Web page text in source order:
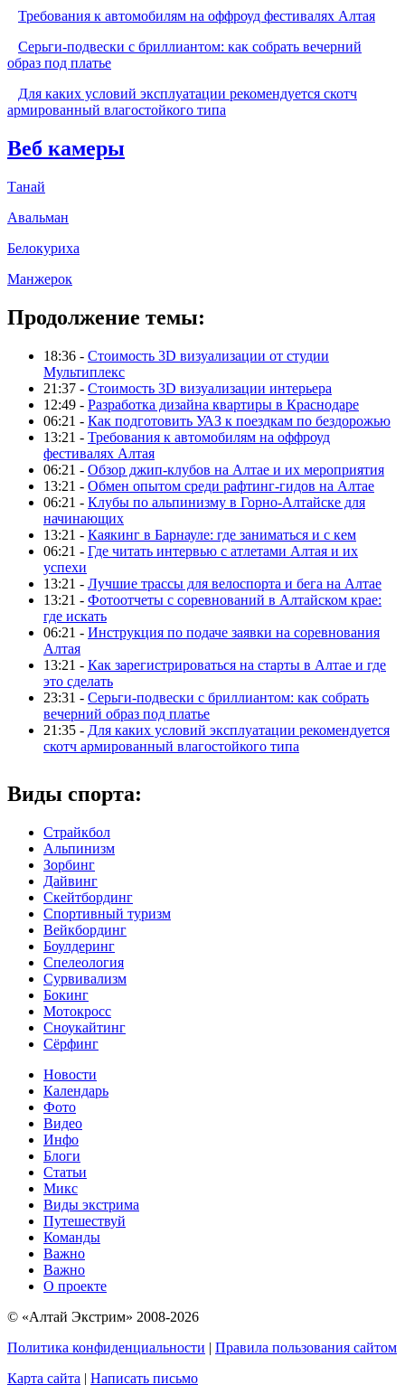
Требования к автомобилям на оффроуд фестивалях Алтая
Серьги-подвески с бриллиантом: как собрать вечерний
образ под платье
Для каких условий эксплуатации рекомендуется скотч
армированный влагостойкого типа
Веб камеры
Танай
Авальман
Белокуриха
Манжерок
Продолжение темы:
18:36 - Стоимость 3D визуализации от студии
Мультиплекс
21:37 - Стоимость 3D визуализации интерьера
12:49 - Разработка дизайна квартиры в Краснодаре
06:21 - Как подготовить УАЗ к поездкам по бездорожью
13:21 - Требования к автомобилям на оффроуд
фестивалях Алтая
06:21 - Обзор джип-клубов на Алтае и их мероприятия
13:21 - Обмен опытом среди рафтинг-гидов на Алтае
06:21 - Клубы по альпинизму в Горно-Алтайске для
начинающих
13:21 - Каякинг в Барнауле: где заниматься и с кем
06:21 - Где читать интервью с атлетами Алтая и их
успехи
13:21 - Лучшие трассы для велоспорта и бега на Алтае
13:21 - Фотоотчеты с соревнований в Алтайском крае:
где искать
06:21 - Инструкция по подаче заявки на соревнования
Алтая
13:21 - Как зарегистрироваться на старты в Алтае и где
это сделать
23:31 - Серьги-подвески с бриллиантом: как собрать
вечерний образ под платье
21:35 - Для каких условий эксплуатации рекомендуется
скотч армированный влагостойкого типа
Виды спорта:
Страйкбол
Альпинизм
Зорбинг
Дайвинг
Скейтбординг
Спортивный туризм‎
Вейкбординг
Боулдеринг
Спелеология
Сурвивализм
Бокинг
Мотокросс
Сноукайтинг
Сёрфинг
Новости
Календарь
Фото
Видео
Инфо
Блоги
Статьи
Микс
Виды экстрима
Путешествуй
Команды
Важно
Важно
О проекте
© «Алтай Экстрим» 2008-2026
Политика конфиденциальности | Правила пользования сайтом
Карта сайта | Написать письмо